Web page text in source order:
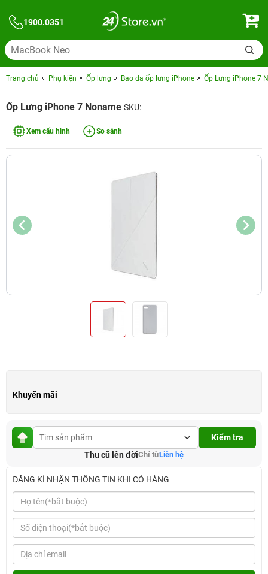
1900.0351
Trang chủ Phụ kiện Ốp lưng Bao da ốp lưng iPhone Ốp Lưng iPhone 7
Ốp Lưng iPhone 7 Noname SKU:
Xem cấu hình So sánh
Khuyến mãi
Kiểm tra
Thu cũ lên đờiChỉ từLiên hệ
ĐĂNG KÍ NHẬN THÔNG TIN KHI CÓ HÀNG